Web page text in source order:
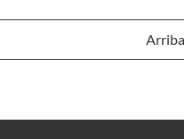
Arriba